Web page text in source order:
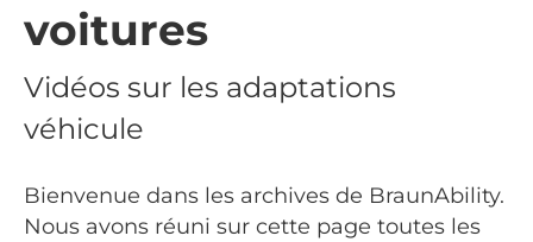
voitures
Vidéos sur les adaptations
véhicule
Bienvenue dans les archives de BraunAbility.
Nous avons réuni sur cette page toutes les